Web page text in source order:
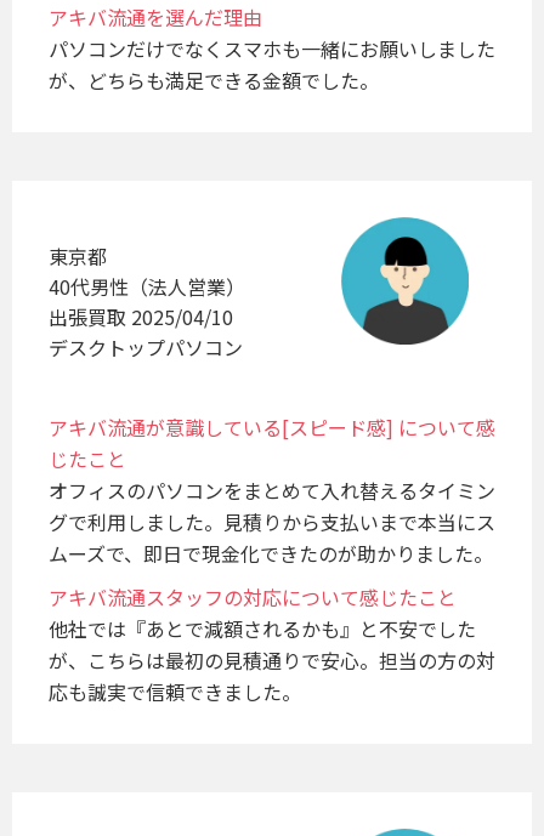
アキバ流通を選んだ理由
パソコンだけでなくスマホも一緒にお願いしました
が、どちらも満足できる金額でした。
東京都
40代男性（法人営業）
出張買取 2025/04/10
デスクトップパソコン
アキバ流通が意識している[スピード感] について感
じたこと
オフィスのパソコンをまとめて入れ替えるタイミン
グで利用しました。見積りから支払いまで本当にス
ムーズで、即日で現金化できたのが助かりました。
アキバ流通スタッフの対応について感じたこと
他社では『あとで減額されるかも』と不安でした
が、こちらは最初の見積通りで安心。担当の方の対
応も誠実で信頼できました。